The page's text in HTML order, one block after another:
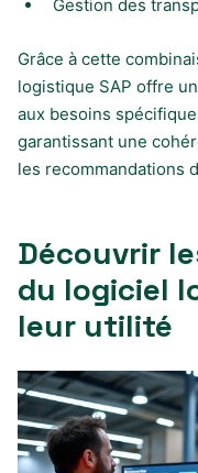
Gestion des
Grâce à cette
logistique SAP offre
aux besoins
garantissant une
les recommandations
Découvrir
du logiciel
leur utilité